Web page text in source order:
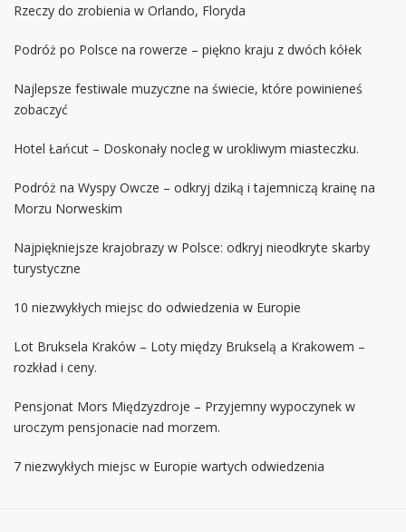
Rzeczy do zrobienia w Orlando, Floryda
Podróż po Polsce na rowerze – piękno kraju z dwóch kółek
Najlepsze festiwale muzyczne na świecie, które powinieneś
zobaczyć
Hotel Łańcut – Doskonały nocleg w urokliwym miasteczku.
Podróż na Wyspy Owcze – odkryj dziką i tajemniczą krainę na
Morzu Norweskim
Najpiękniejsze krajobrazy w Polsce: odkryj nieodkryte skarby
turystyczne
10 niezwykłych miejsc do odwiedzenia w Europie
Lot Bruksela Kraków – Loty między Brukselą a Krakowem –
rozkład i ceny.
Pensjonat Mors Międzyzdroje – Przyjemny wypoczynek w
uroczym pensjonacie nad morzem.
7 niezwykłych miejsc w Europie wartych odwiedzenia